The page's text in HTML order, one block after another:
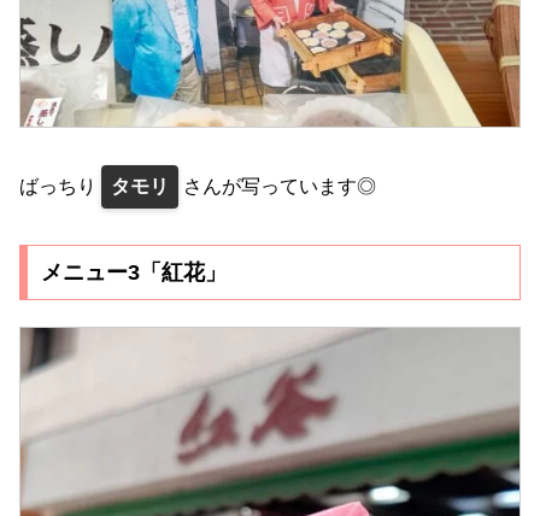
ばっちり タモリ さんが写っています◎
メニュー3「紅花」